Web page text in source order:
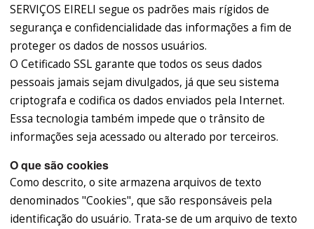
SERVIÇOS EIRELI segue os padrões mais rígidos de
segurança e confidencialidade das informações a fim de
proteger os dados de nossos usuários.
O Cetificado SSL garante que todos os seus dados
pessoais jamais sejam divulgados, já que seu sistema
criptografa e codifica os dados enviados pela Internet.
Essa tecnologia também impede que o trânsito de
informações seja acessado ou alterado por terceiros.
O que são cookies
Como descrito, o site armazena arquivos de texto
denominados "Cookies", que são responsáveis pela
identificação do usuário. Trata-se de um arquivo de texto